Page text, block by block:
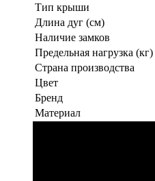
Тип крыши
Длина дуг (см)
Наличие замков
Предельная нагрузка (кг)
Страна производства
Цвет
Бренд
Материал